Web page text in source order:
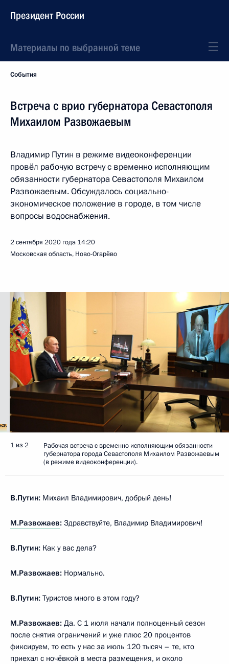
Президент России
Материалы по выбранной теме
События
Встреча с врио губернатора Севастополя
Михаилом Развожаевым
Владимир Путин в режиме видеоконференции
провёл рабочую встречу с временно исполняющим
обязанности губернатора Севастополя Михаилом
Развожаевым. Обсуждалось социально-
экономическое положение в городе, в том числе
вопросы водоснабжения.
2 сентября 2020 года 14:20
Московская область, Ново-Огарёво
1 из 2
Рабочая встреча с временно исполняющим обязанности
губернатора города Севастополя Михаилом Развожаевым
(в режиме видеоконференции).
В.Путин: Михаил Владимирович, добрый день!
М.Развожаев: Здравствуйте, Владимир Владимирович!
В.Путин: Как у вас дела?
М.Развожаев: Нормально.
В.Путин: Туристов много в этом году?
М.Развожаев: Да. С 1 июля начали полноценный сезон
после снятия ограничений и уже плюс 20 процентов
фиксируем, то есть у нас за июль 120 тысяч – те, кто
приехал с ночёвкой в места размещения, и около